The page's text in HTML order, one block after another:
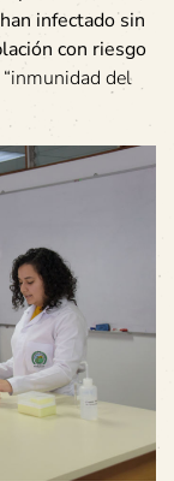
infectado sin
con riesgo
del